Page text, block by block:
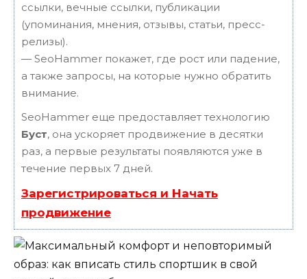
ссылки, вечные ссылки, публикации
(упоминания, мнения, отзывы, статьи, пресс-
релизы).
— SeoHammer покажет, где рост или падение,
а также запросы, на которые нужно обратить
внимание.
SeoHammer еще предоставляет технологию
Буст, она ускоряет продвижение в десятки
раз, а первые результаты появляются уже в
течение первых 7 дней.
Зарегистрироваться и Начать
продвижение